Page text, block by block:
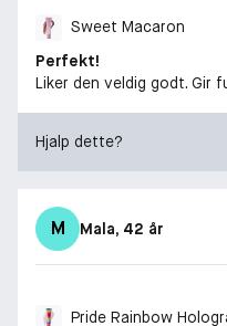
Sweet Macaron
Perfekt!
Liker den veldig godt. Gir
Hjalp dette?
M Mala, 42 år
Pride Rainbow